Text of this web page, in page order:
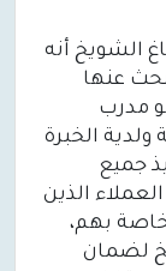
الشويخ أنه
عنها
مدرب
الخبرة
جميع
الذين
بهم،
لضمان